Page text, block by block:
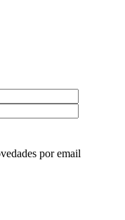
por email